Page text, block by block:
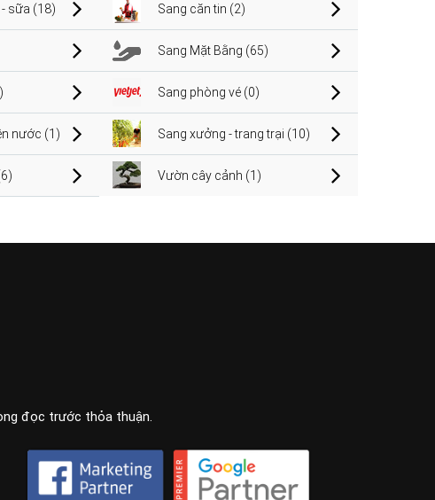
sữa (18) Sang căn tin (2)
Sang Mặt Bằng (65)
Sang phòng vé (0)
nước (1) Sang xưởng - trang trại (10)
Vườn cây cảnh (1)
đọc trước thỏa thuận.